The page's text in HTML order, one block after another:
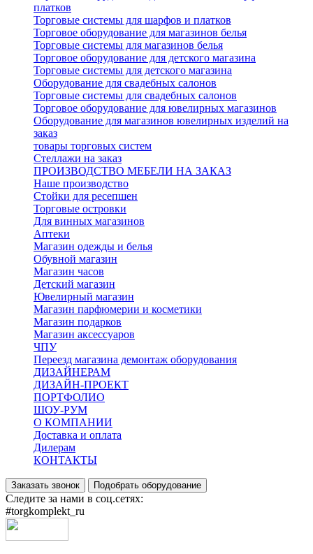
платков
Торговые системы для шарфов и платков
Торговое оборудование для магазинов белья
Торговые системы для магазинов белья
Торговое оборудование для детского магазина
Торговые системы для детского магазина
Оборудование для свадебных салонов
Торговые системы для свадебных салонов
Торговое оборудование для ювелирных магазинов
Оборудование для магазинов ювелирных изделий на
заказ
товары торговых систем
Стеллажи на заказ
ПРОИЗВОДСТВО МЕБЕЛИ НА ЗАКАЗ
Наше производство
Стойки для ресепшен
Торговые островки
Для винных магазинов
Аптеки
Магазин одежды и белья
Обувной магазин
Магазин часов
Детский магазин
Ювелирный магазин
Магазин парфюмерии и косметики
Магазин подарков
Магазин аксессуаров
ЧПУ
Переезд магазина демонтаж оборудования
ДИЗАЙНЕРАМ
ДИЗАЙН-ПРОЕКТ
ПОРТФОЛИО
ШОУ-РУМ
О КОМПАНИИ
Доставка и оплата
Дилерам
КОНТАКТЫ
Заказать звонок Подобрать оборудование
Следите за нами в соц.сетях:
#torgkomplekt_ru